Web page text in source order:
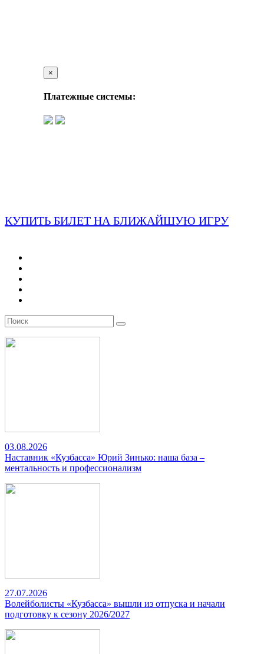
×
Платежные системы:
КУПИТЬ БИЛЕТ НА БЛИЖАЙШУЮ ИГРУ
03.08.2026
Наставник «Кузбасса» Юрий Зинько: наша база –
ментальность и профессионализм
27.07.2026
Волейболисты «Кузбасса» вышли из отпуска и начали
подготовку к сезону 2026/2027